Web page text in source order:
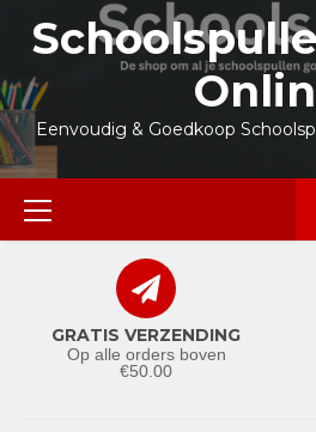
inhoud
Eenvoudig & Goedkoop
Primair
menu
GRATIS VERZENDING
Op alle orders boven
€50.00